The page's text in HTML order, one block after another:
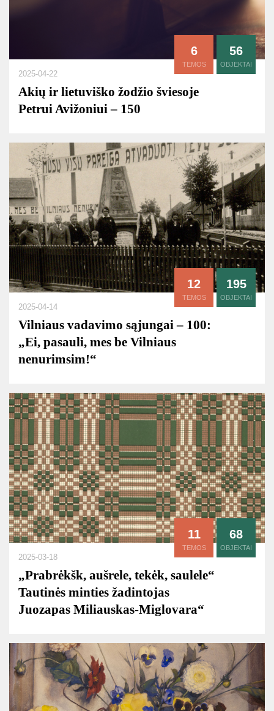
6
TEMOS
56
OBJEKTAI
2025-04-22
Akių ir lietuviško žodžio šviesoje
Petrui Avižoniui – 150
12
TEMOS
195
OBJEKTAI
2025-04-14
Vilniaus vadavimo sąjungai – 100:
„Ei, pasauli, mes be Vilniaus
nenurimsim!“
11
TEMOS
68
OBJEKTAI
2025-03-18
„Prabrėkšk, aušrele, tekėk, saulele“
Tautinės minties žadintojas
Juozapas Miliauskas-Miglovara“